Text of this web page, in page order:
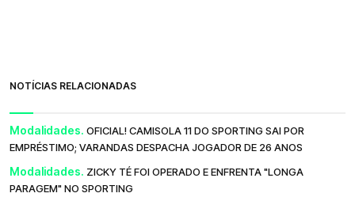
NOTÍCIAS RELACIONADAS
Modalidades. OFICIAL! CAMISOLA 11 DO SPORTING SAI POR
EMPRÉSTIMO; VARANDAS DESPACHA JOGADOR DE 26 ANOS
Modalidades. ZICKY TÉ FOI OPERADO E ENFRENTA "LONGA
PARAGEM" NO SPORTING